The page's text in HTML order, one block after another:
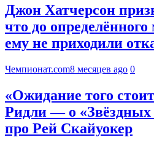
Джон Хатчерсон
что до
ему не приходили
Чемпионат.com8 месяцев ago 0
«Ожидание того
Ридли — о «Звёздных
про Рей Скайуокер